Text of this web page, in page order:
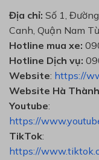
Địa chỉ: Số 1,
Canh, Quận Nam
Hotline mua xe:
Hotline Dịch vụ:
Website: https://
Website Hà
Youtube:
https://
TikTok:
https://